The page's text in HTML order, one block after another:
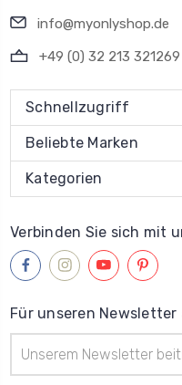
info@myonlyshop.de
+49 (0) 32 213
Schnellzugriff
Beliebte Marken
Kategorien
Verbinden Sie sich mit
Für unseren Newsletter
Mail-
Adresse